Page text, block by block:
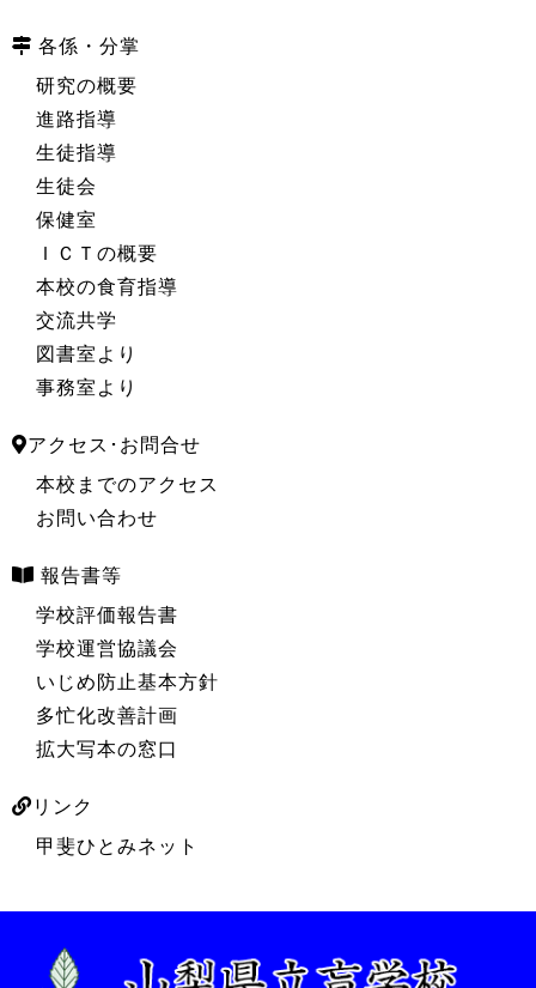
各係・分掌
研究の概要
進路指導
生徒指導
生徒会
保健室
ＩＣＴの概要
本校の食育指導
交流共学
図書室より
事務室より
アクセス･お問合せ
本校までのアクセス
お問い合わせ
報告書等
学校評価報告書
学校運営協議会
いじめ防止基本方針
多忙化改善計画
拡大写本の窓口
リンク
甲斐ひとみネット